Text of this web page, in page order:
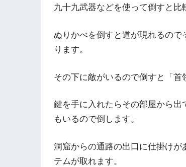
九十九武器などを使って倒すと比
ぬりかべを倒すと道が現れるの
ります。
その下に敵がいるので倒すと「首
鍵を手に入れたらその部屋から出
もいるので倒します。
洞窟からの通路の出口に仕掛け
テムが取れます。